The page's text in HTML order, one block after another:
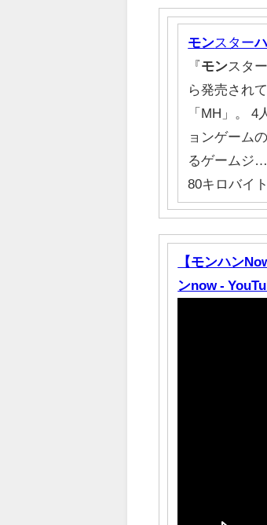
モンスター
『モンスタ
ら発売され
「MH」。 4
ョンゲーム
るゲームジ…
80キロバイ
【モンハン
ンnow -